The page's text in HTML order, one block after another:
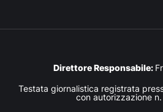
Direttore Responsabile:
Testata giornalistica registrata
con autorizzazione